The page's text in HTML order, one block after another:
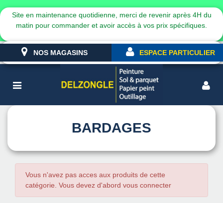
Site en maintenance quotidienne, merci de revenir après 4H du
matin pour commander et avoir accès à vos prix spécifiques.
NOS MAGASINS ESPACE PARTICULIER
BARDAGES
Vous n'avez pas acces aux produits de cette
catégorie. Vous devez d'abord vous connecter